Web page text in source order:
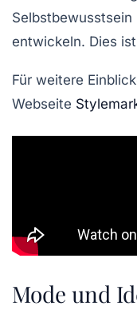
Selbstbewusstsein
entwickeln. Dies
Für weitere
Webseite
Mode und